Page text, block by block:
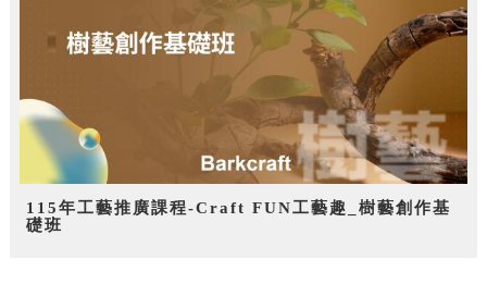
115年工藝推廣課程-Craft FUN工藝趣_樹藝創作基
礎班